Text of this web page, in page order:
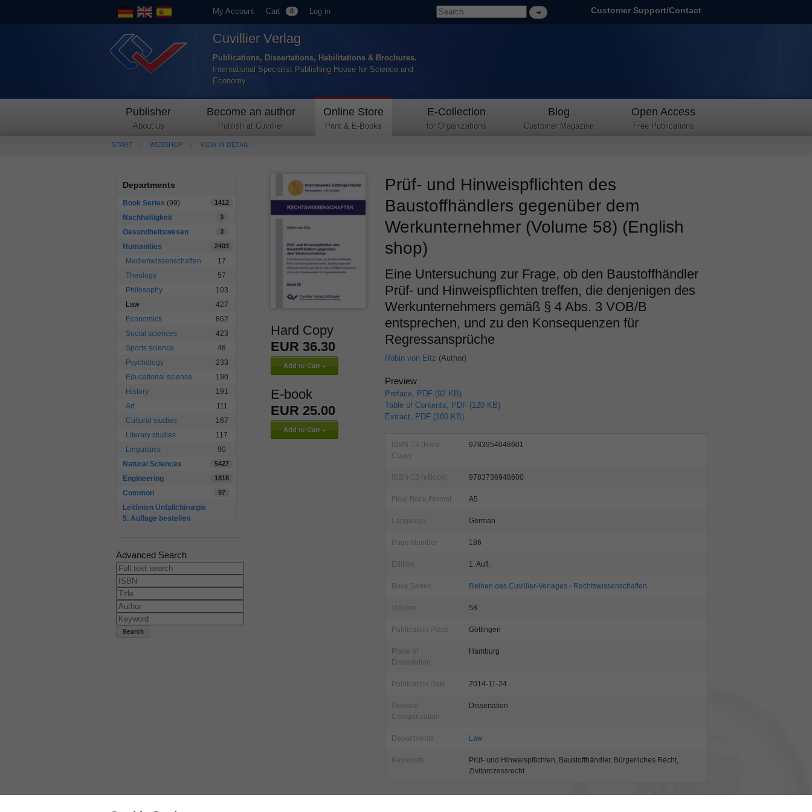
My Account Cart 0 Log in Customer Support/Contact
Cuvillier Verlag
Publications, Dissertations, Habilitations & Brochures.
International Specialist Publishing House for Science and
Economy
Publisher
About us
Become an author
Publish at Cuvillier
Online Store
Print & E-Books
E-Collection
for Organizations
Blog
Customer Magazine
Open Access
Free Publications
START WEBSHOP VIEW IN DETAIL
Departments
Book Series (99) 1412
Nachhaltigkeit 3
Gesundheitswesen 3
Humanities 2403
Medienwissenschaften
17
Theology
57
Philosophy
103
Law
427
Economics
862
Social sciences
423
Sports science
48
Psychology
233
Educational science
190
History
191
Art
111
Cultural studies
167
Literary studies
117
Linguistics
90
Natural Sciences
5427
Engineering 1818
Common 97
Leitlinien Unfallchirurgie
5. Auflage bestellen
Advanced Search
Hard Copy
EUR 36.30
E-book
EUR 25.00
Prüf- und Hinweispflichten des
Baustoffhändlers gegenüber dem
Werkunternehmer (Volume 58) (English
shop)
Eine Untersuchung zur Frage, ob den Baustoffhändler
Prüf- und Hinweispflichten treffen, die denjenigen des
Werkunternehmers gemäß § 4 Abs. 3 VOB/B
entsprechen, und zu den Konsequenzen für
Regressansprüche
Robin von Eltz (Author)
Preview
Preface, PDF (92 KB)
Table of Contents, PDF (120 KB)
Extract, PDF (180 KB)
ISBN-13 (Hard
Copy)
9783954048601
ISBN-13 (eBook) 9783736948600
Final Book Format A5
Language German
Page Number 186
Edition 1. Aufl.
Book Series Reihen des Cuvillier-Verlages - Rechtswissenschaften
Volume 58
Publication Place Göttingen
Place of
Dissertation
Hamburg
Publication Date 2014-11-24
General
Categorization
Dissertation
Departments Law
Keywords
Prüf- und Hinweispflichten, Baustoffhändler, Bürgerliches Recht,
Zivilprozessrecht